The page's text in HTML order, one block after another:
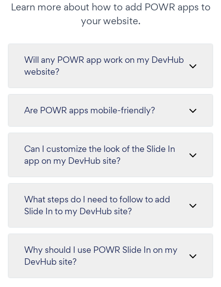
Learn more about how to add POWR apps to
your website.
Will any POWR app work on my DevHub
website?
Are POWR apps mobile-friendly?
Can I customize the look of the Slide In
app on my DevHub site?
What steps do I need to follow to add
Slide In to my DevHub site?
Why should I use POWR Slide In on my
DevHub site?